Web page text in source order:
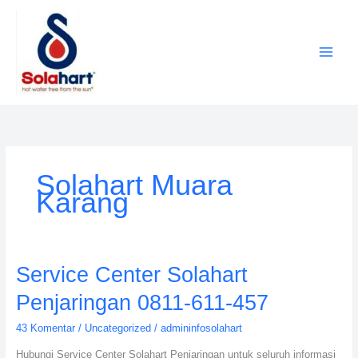
Solahart Muara
Karang
Service Center Solahart
Penjaringan 0811-611-457
43 Komentar / Uncategorized / admininfosolahart
Hubungi Service Center Solahart Penjaringan untuk seluruh informasi
Service
Center
Solahart
Penjaringan